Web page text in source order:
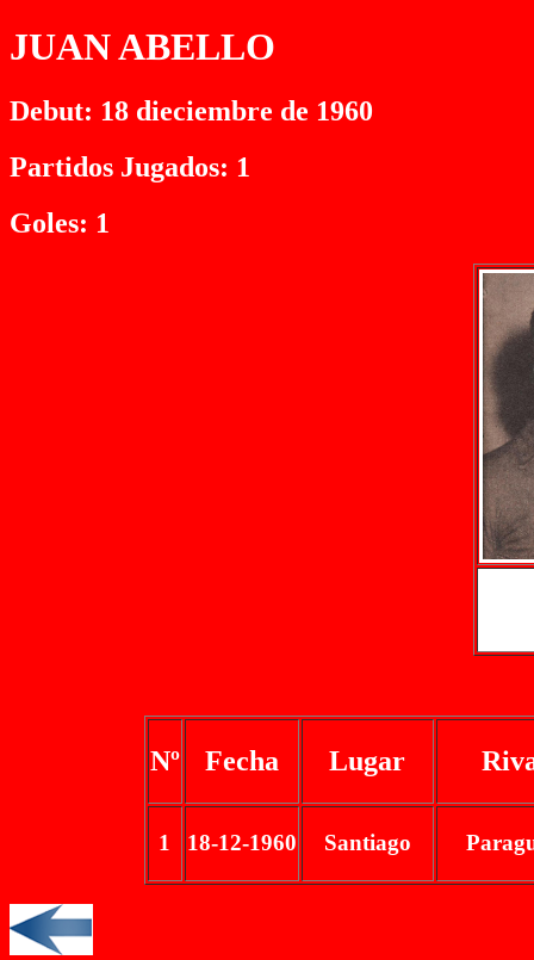
JUAN ABELLO
Debut: 18 dieciembre de 1960
Partidos Jugados: 1
Goles: 1
Nº Fecha Lugar
1 18-12-1960 Santiago